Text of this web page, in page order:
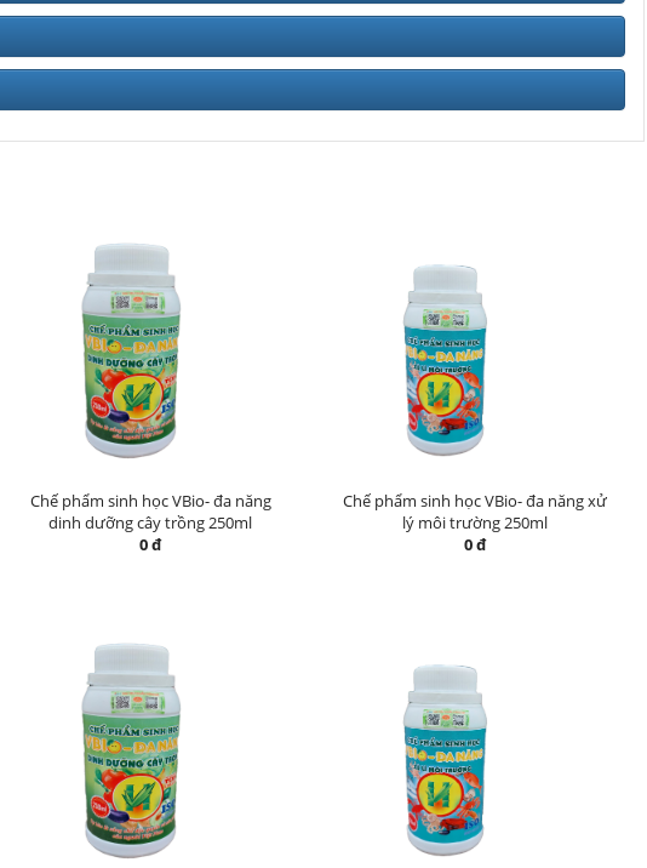
Chế phẩm sinh học VBio- đa năng
dinh dưỡng cây trồng 250ml
0 đ
Chế phẩm sinh học VBio- đa năng xử
lý môi trường 250ml
0 đ